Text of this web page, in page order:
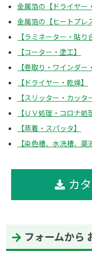
金属箔の【ドライヤー
金属箔の【ヒートプレ
【ラミネーター・貼り
【コーター・塗工】
【巻取り・ワインダー
【ドライヤー・乾燥】
【スリッター・カッタ
【ＵＶ処理・コロナ処
【蒸着・スパッタ】
【染色槽、水洗槽、薬
カ
フォームから